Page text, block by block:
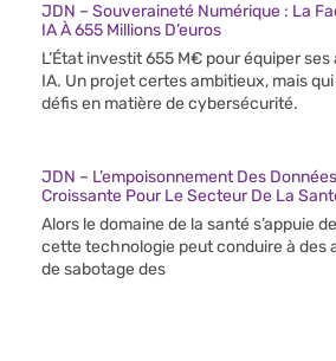
JDN – Souveraineté Numérique : La
IA À 655 Millions D’euros
L’État investit 655 M€ pour équiper
IA. Un projet certes ambitieux, mais
défis en matière de cybersécurité.
JDN – L’empoisonnement Des
Croissante Pour Le Secteur De La
Alors le domaine de la santé s’appuie
cette technologie peut conduire à des
de sabotage des